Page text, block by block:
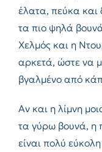
έλατα, πεύκα και
τα πιο ψηλά
Χελμός και η
αρκετά, ώστε να
βγαλμένο από
Αν και η λίμνη
τα γύρω βουνά, η
είναι πολύ